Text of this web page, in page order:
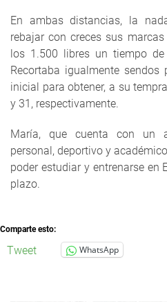
En ambas distancias, la
rebajar con creces sus
los 1.500 libres un tiempo
Recortaba igualmente
inicial para obtener, a su
y 31, respectivamente.
María, que cuenta con un
personal, deportivo y
poder estudiar y entrenarse en
plazo.
Comparte esto:
Tweet WhatsApp